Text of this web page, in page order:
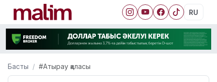
RU
Басты #Атырау қаласы